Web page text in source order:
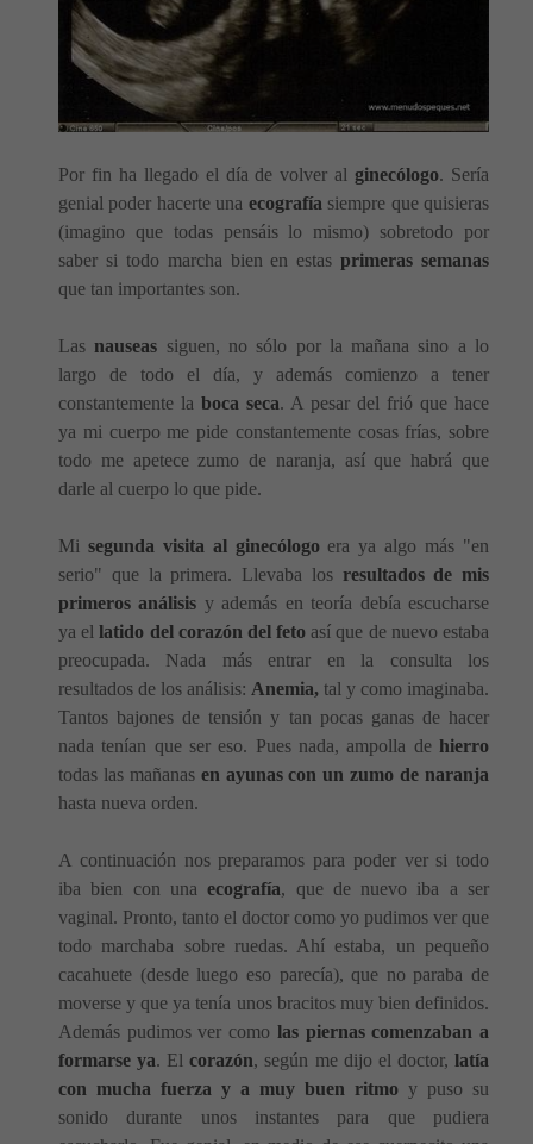
Por fin ha llegado el día de volver alginecólogo. Sería
genial poder hacerte una ecografía siempre que quisieras
(imagino que todas pensáis lo mismo) sobretodo por
saber si todo marcha bien en estasprimeras semanas
que tan importantes son.
Lasnauseas siguen, no sólo por la mañana sino a lo
largo de todo el día, y además comienzo a tener
constantemente la boca seca. A pesar del frió que hace
ya mi cuerpo me pide constantemente cosas frías, sobre
todo me apetece zumo de naranja, así que habrá que
darle al cuerpo lo que pide.
Mi segunda visita al ginecólogoera ya algo más "en
serio" que la primera. Llevaba los resultados de mis
primeros análisis y además en teoría debía escucharse
ya ellatido del corazón del feto así que de nuevo estaba
preocupada. Nada más entrar en la consulta los
resultados de los análisis: Anemia, tal y como imaginaba.
Tantos bajones de tensión y tan pocas ganas de hacer
nada tenían que ser eso. Pues nada, ampolla de hierro
todas las mañanas en ayunas con un zumo de naranja
hasta nueva orden.
A continuación nos preparamos para poder ver si todo
iba bien con unaecografía, que de nuevo iba a ser
vaginal. Pronto, tanto el doctor como yo pudimos ver que
todo marchaba sobre ruedas. Ahí estaba, un pequeño
cacahuete (desde luego eso parecía), que no paraba de
moverse y que ya tenía unos bracitos muy bien definidos.
Además pudimos ver como las piernas comenzaban a
formarse ya. Elcorazón, según me dijo el doctor,latía
con mucha fuerza y a muy buen ritmo y puso su
sonido durante unos instantes para que pudiera